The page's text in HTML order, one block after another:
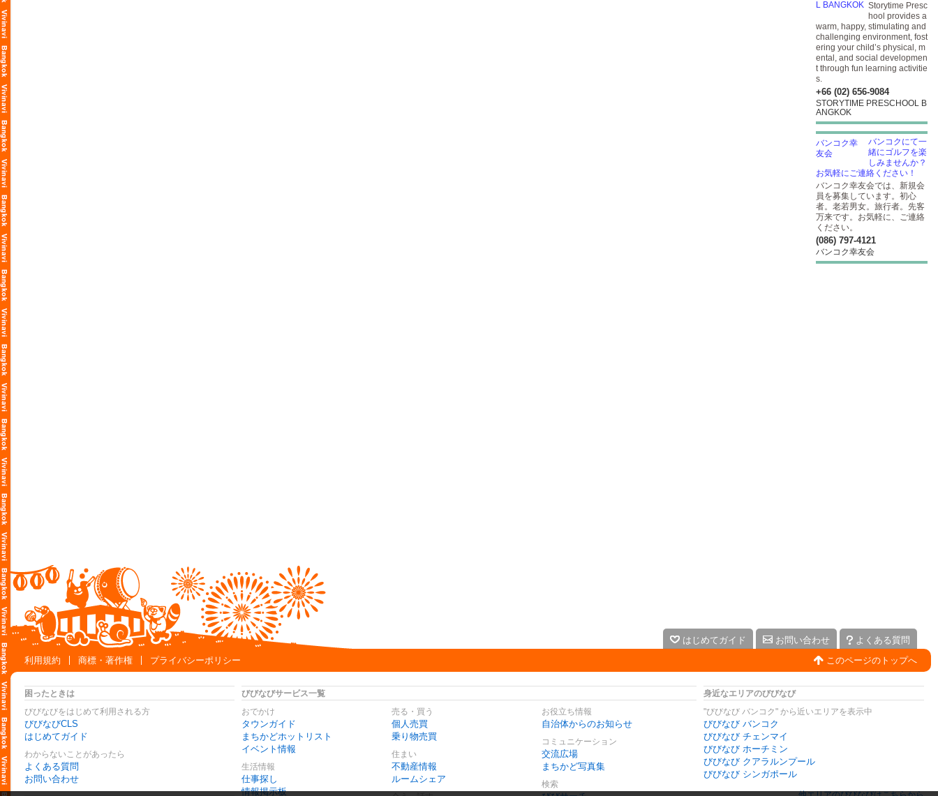
Storytime Presc
hool provides a
warm, happy, stimulating and
challenging environment, fost
ering your child’s physical, m
ental, and social developmen
t through fun learning activitie
s.
+66 (02) 656-9084
STORYTIME PRESCHOOL B
ANGKOK
バンコクにて一
緒にゴルフを楽
しみませんか？
お気軽にご連絡ください！
バンコク幸友会では、新規会
員を募集しています。初心
者。老若男女。旅行者。先客
万来です。お気軽に、ご連絡
ください。
(086) 797-4121
バンコク幸友会
はじめてガイド お問い合わせ
よくある質問
利用規約
商標・著作権 プライバシーポリシー このページのトップへ
困ったときは
びびなびをはじめて利用される方
びびなびCLS
はじめてガイド
わからないことがあったら
よくある質問
お問い合わせ
びびなびサービス一覧
おでかけ
タウンガイド
まちかどホットリスト
イベント情報
生活情報
仕事探し
情報掲示板
売る・買う
個人売買
乗り物売買
住まい
不動産情報
ルームシェア
お役立ち情報
自治体からのお知らせ
コミュニケーション
交流広場
まちかど写真集
検索
身近なエリアのびびなび
"びびなび バンコク" から近いエリアを表示中
びびなび バンコク
びびなび チェンマイ
びびなび ホーチミン
びびなび クアラルンプール
びびなび シンガポール